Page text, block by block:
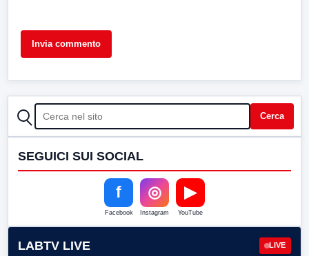
CERCA Cerca
SEGUICI SUI SOCIAL
f
Facebook
◎
Instagram
▶
YouTube
LABTV LIVE LIVE